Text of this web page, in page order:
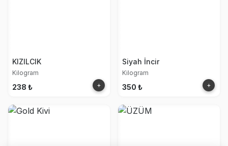
KIZILCIK
Kilogram
238 ₺ +
Siyah İncir
Kilogram
350 ₺ +